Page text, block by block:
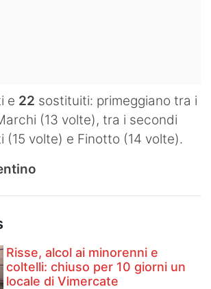
e 22 sostituiti: primeggiano tra i
(13 volte), tra i secondi
(15 volte) e Finotto (14 volte).
Risse, alcol ai minorenni e
coltelli: chiuso per 10 giorni un
locale di Vimercate